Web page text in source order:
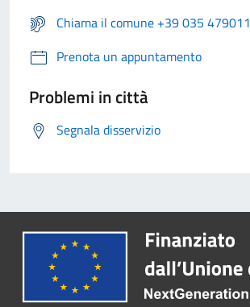
Chiama il comune +39 035 479011
Prenota un appuntamento
Problemi in città
Segnala disservizio